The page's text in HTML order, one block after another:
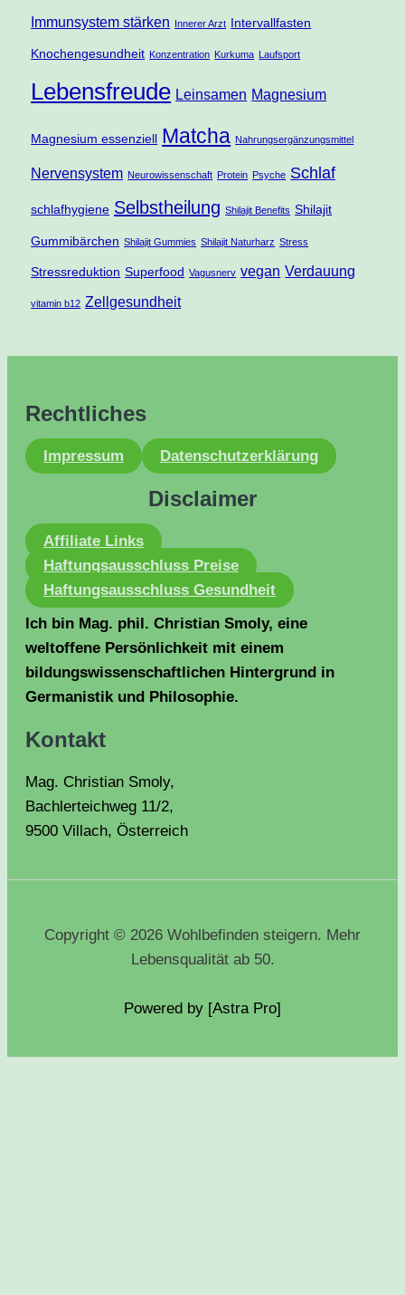
Immunsystem stärken Innerer Arzt Intervallfasten
Knochengesundheit Konzentration Kurkuma Laufsport
Lebensfreude Leinsamen Magnesium
Magnesium essenziell Matcha Nahrungsergänzungsmittel
Nervensystem Neurowissenschaft Protein Psyche Schlaf
schlafhygiene Selbstheilung Shilajit Benefits Shilajit
Gummibärchen Shilajit Gummies Shilajit Naturharz Stress
Stressreduktion Superfood Vagusnerv vegan Verdauung
vitamin b12 Zellgesundheit
Rechtliches
Impressum Datenschutzerklärung
Disclaimer
Affiliate Links
Haftungsausschluss Preise
Haftungsausschluss Gesundheit
Ich bin Mag. phil. Christian Smoly, eine
weltoffene Persönlichkeit mit einem
bildungswissenschaftlichen Hintergrund in
Germanistik und Philosophie.
Kontakt
Mag. Christian Smoly,
Bachlerteichweg 11/2,
9500 Villach, Österreich
Copyright © 2026 Wohlbefinden steigern. Mehr
Lebensqualität ab 50.
Powered by [Astra Pro]